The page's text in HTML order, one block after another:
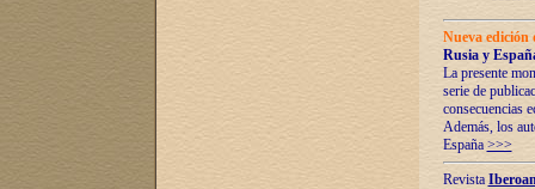
Nueva
Rusia y
La presente
serie de
consecuencias
Además, los
España >>>
Revista